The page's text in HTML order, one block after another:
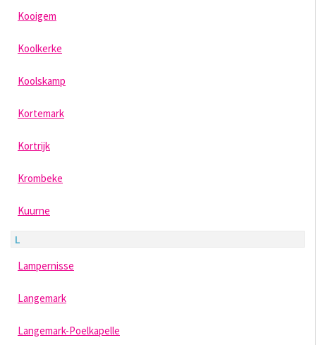
Kooigem
Koolkerke
Koolskamp
Kortemark
Kortrijk
Krombeke
Kuurne
L
Lampernisse
Langemark
Langemark-Poelkapelle